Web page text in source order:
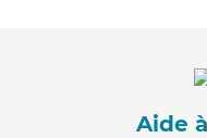
Aide